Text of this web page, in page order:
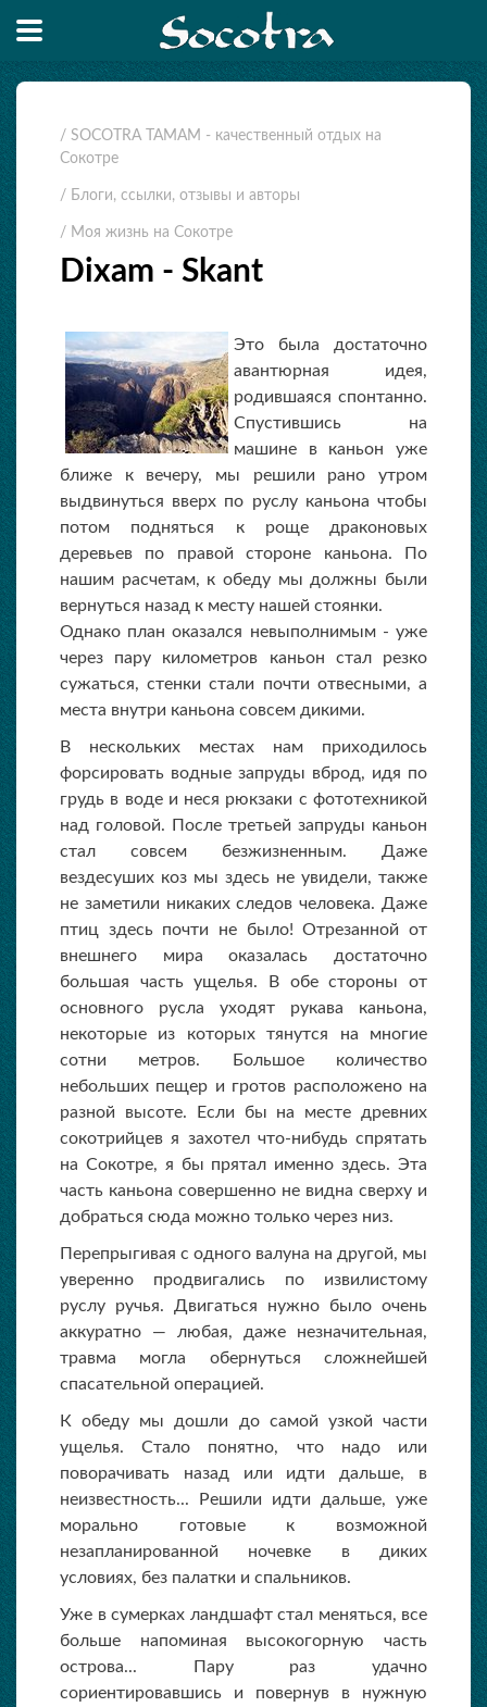
/ SOCOTRA TAMAM - качественный отдых на
Сокотре
/ Блоги, ссылки, отзывы и авторы
/ Моя жизнь на Сокотре
Dixam - Skant
Это была достаточно
авантюрная идея,
родившаяся спонтанно.
Спустившись на
машине в каньон уже
ближе к вечеру, мы решили рано утром
выдвинуться вверх по руслу каньона чтобы
потом подняться к роще драконовых
деревьев по правой стороне каньона. По
нашим расчетам, к обеду мы должны были
вернуться назад к месту нашей стоянки.
Однако план оказался невыполнимым - уже
через пару километров каньон стал резко
сужаться, стенки стали почти отвесными, а
места внутри каньона совсем дикими.
В нескольких местах нам приходилось
форсировать водные запруды вброд, идя по
грудь в воде и неся рюкзаки с фототехникой
над головой. После третьей запруды каньон
стал совсем безжизненным. Даже
вездесуших коз мы здесь не увидели, также
не заметили никаких следов человека. Даже
птиц здесь почти не было! Отрезанной от
внешнего мира оказалась достаточно
большая часть ущелья. В обе стороны от
основного русла уходят рукава каньона,
некоторые из которых тянутся на многие
сотни метров. Большое количество
небольших пещер и гротов расположено на
разной высоте. Если бы на месте древних
сокотрийцев я захотел что-нибудь спрятать
на Сокотре, я бы прятал именно здесь. Эта
часть каньона совершенно не видна сверху и
добраться сюда можно только через низ.
Перепрыгивая с одного валуна на другой, мы
уверенно продвигались по извилистому
руслу ручья. Двигаться нужно было очень
аккуратно — любая, даже незначительная,
травма могла обернуться сложнейшей
спасательной операцией.
К обеду мы дошли до самой узкой части
ущелья. Стало понятно, что надо или
поворачивать назад или идти дальше, в
неизвестность... Решили идти дальше, уже
морально готовые к возможной
незапланированной ночевке в диких
условиях, без палатки и спальников.
Уже в сумерках ландшафт стал меняться, все
больше напоминая высокогорную часть
острова... Пару раз удачно
сориентировавшись и повернув в нужную